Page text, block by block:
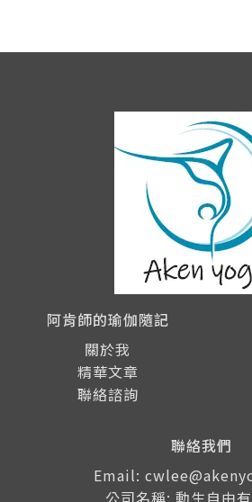
阿肯師的瑜伽隨記
關於我
精華文章
聯絡諮詢
聯絡我們
Email:
公司名稱: 動生自由